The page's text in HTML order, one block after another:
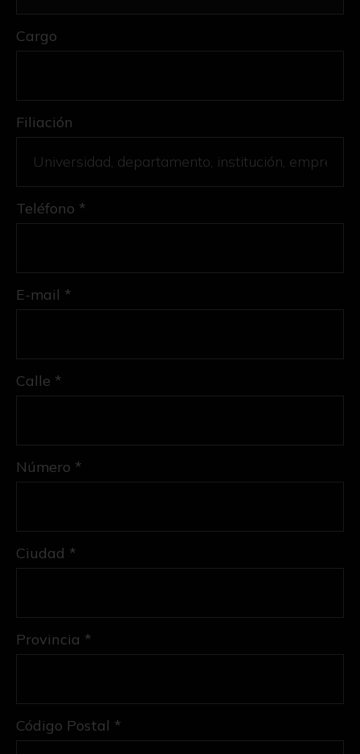
Cargo
Filiación
Teléfono *
E-mail *
Calle *
Número *
Ciudad *
Provincia *
Código Postal *